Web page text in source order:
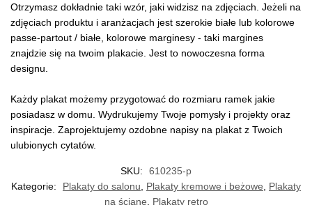
Otrzymasz dokładnie taki wzór, jaki widzisz na zdjęciach. Jeżeli na
zdjęciach produktu i aranżacjach jest szerokie białe lub kolorowe
passe-partout / białe, kolorowe marginesy - taki margines
znajdzie się na twoim plakacie. Jest to nowoczesna forma
designu.
Każdy plakat możemy przygotować do rozmiaru ramek jakie
posiadasz w domu. Wydrukujemy Twoje pomysły i projekty oraz
inspiracje. Zaprojektujemy ozdobne napisy na plakat z Twoich
ulubionych cytatów.
SKU:
610235-p
Kategorie:
Plakaty do salonu Plakaty kremowe i beżowe
Plakaty
na ścianę
Plakaty retro